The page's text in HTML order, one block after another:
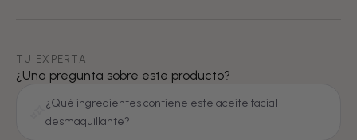
TU EXPERTA
¿Una pregunta sobre este producto?
¿Qué ingredientes contiene este aceite facial
desmaquillante?